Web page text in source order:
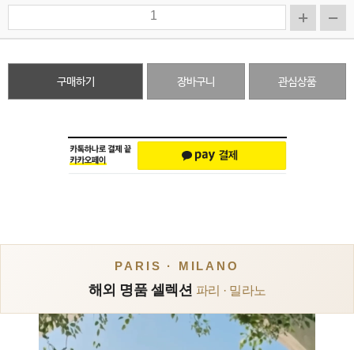
구매하기 장바구니 관심상품
PARIS · MILANO
해외 명품 셀렉션 파리 · 밀라노